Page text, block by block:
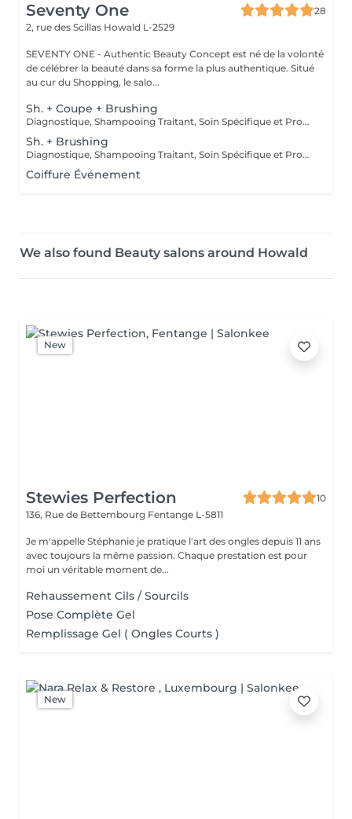
Seventy One
28
2, rue des Scillas Howald L-2529
SEVENTY ONE - Authentic Beauty Concept est né de la volonté
de célébrer la beauté dans sa forme la plus authentique. Situé
au cur du Shopping, le salo...
Sh. + Coupe + Brushing
Diagnostique, Shampooing Traitant, Soin Spécifique et Produits Coiffants inclus
Sh. + Brushing
Diagnostique, Shampooing Traitant, Soin Spécifique et Produits Coiffants inclus
Coiffure Événement
We also found Beauty salons around Howald
New
Stewies Perfection
10
136, Rue de Bettembourg Fentange L-5811
Je m'appelle Stéphanie je pratique l'art des ongles depuis 11 ans
avec toujours la même passion. Chaque prestation est pour
moi un véritable moment de...
Rehaussement Cils / Sourcils
Pose Complète Gel
Remplissage Gel ( Ongles Courts )
New